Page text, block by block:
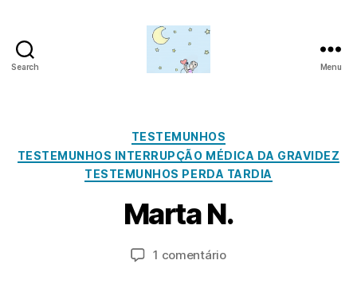
Search
da
lua
Menu
Categorias
TESTEMUNHOS
TESTEMUNHOS INTERRUPÇÃO MÉDICA DA GRAVIDEZ
TESTEMUNHOS PERDA TARDIA
Marta N.
Autor
do
o
r
a
d
Data
do
M
ai
o
2
,
1 comentárioem